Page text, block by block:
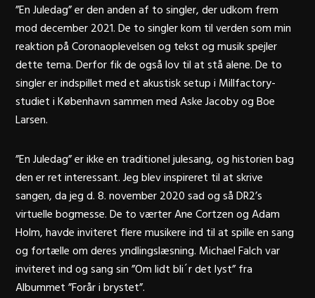
”En Juledag” er den anden af to singler, der udkom frem
mod december 2021. De to singler kom til verden som min
reaktion på Coronaoplevelsen og tekst og musik spejler
dette tema. Derfor fik de også lov til at stå alene. De to
singler er indspillet med et akustisk setup i Millfactory-
studiet i København sammen med Aske Jacoby og Boe
Larsen.
”En Juledag” er ikke en traditionel julesang, og historien bag
den er ret interessant. Jeg blev inspireret til at skrive
sangen, da jeg d. 8. november 2020 sad og så DR2’s
virtuelle bogmesse. De to værter Ane Cortzen og Adam
Holm, havde inviteret flere musikere ind til at spille en sang
og fortælle om deres yndlingslæsning. Michael Falch var
inviteret ind og sang sin ”Om lidt bli´r det lyst” fra
Albummet ”Forår i brystet”.